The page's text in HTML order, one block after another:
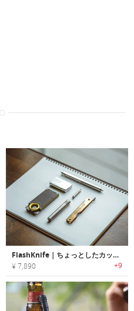
FlashKnife｜ちょっとしたカット作業に最適な隠しナイフブレード搭載ミニフラッシュライト「フラッシュナイフ」
¥ 7,890 +9